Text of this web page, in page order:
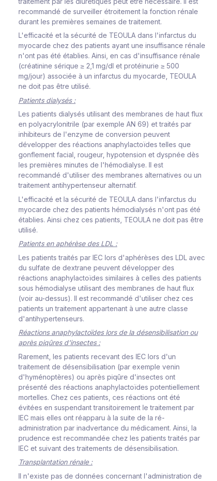
recommandé de surveiller étroitement la fonction rénale
durant les premières semaines de traitement.
L'efficacité et la sécurité de TEOULA dans l'infarctus du
myocarde chez des patients ayant une insuffisance rénale
n'ont pas été établies. Ainsi, en cas d'insuffisance rénale
(créatinine sérique ≥ 2,1 mg/dl et protéinurie ≥ 500
mg/jour) associée à un infarctus du myocarde, TEOULA
ne doit pas être utilisé.
Patients dialysés :
Les patients dialysés utilisant des membranes de haut flux
en polyacrylonitrile (par exemple AN 69) et traités par
inhibiteurs de l'enzyme de conversion peuvent
développer des réactions anaphylactoïdes telles que
gonflement facial, rougeur, hypotension et dyspnée dès
les premières minutes de l'hémodialyse. Il est
recommandé d'utiliser des membranes alternatives ou un
traitement antihypertenseur alternatif.
L'efficacité et la sécurité de TEOULA dans l'infarctus du
myocarde chez des patients hémodialysés n'ont pas été
établies. Ainsi chez ces patients, TEOULA ne doit pas être
utilisé.
Patients en aphérèse des LDL :
Les patients traités par IEC lors d'aphérèses des LDL avec
du sulfate de dextrane peuvent développer des
réactions anaphylactoïdes similaires à celles des patients
sous hémodialyse utilisant des membranes de haut flux
(voir au-dessus). Il est recommandé d'utiliser chez ces
patients un traitement appartenant à une autre classe
d'antihypertenseurs.
Réactions anaphylactoïdes lors de la désensibilisation ou
après piqûres d'insectes :
Rarement, les patients recevant des IEC lors d'un
traitement de désensibilisation (par exemple venin
d'hyménoptères) ou après piqûre d'insectes ont
présenté des réactions anaphylactoïdes potentiellement
mortelles. Chez ces patients, ces réactions ont été
évitées en suspendant transitoirement le traitement par
IEC mais elles ont réapparu à la suite de la ré-
administration par inadvertance du médicament. Ainsi, la
prudence est recommandée chez les patients traités par
IEC et suivant des traitements de désensibilisation.
Transplantation rénale :
Il n'existe pas de données concernant l'administration de